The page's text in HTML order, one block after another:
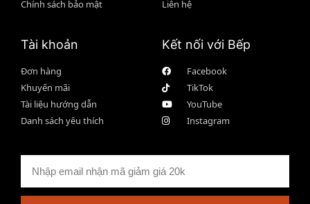
Chính sách bảo mật
Liên hệ
Tài khoản
Đơn hàng
Khuyến mãi
Tài liệu hướng dẫn
Danh sách yêu thích
Kết nối với Bếp
Facebook
TikTok
YouTube
Instagram